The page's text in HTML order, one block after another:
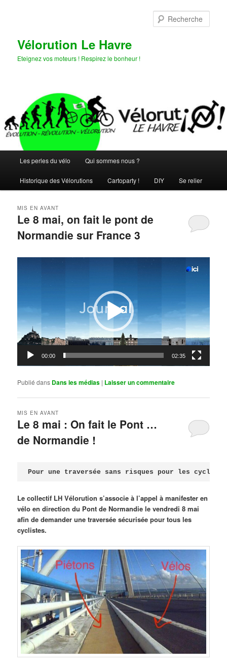
Vélorution Le Havre
Eteignez vos moteurs ! Respirez le bonheur !
principal
Les perles du vélo Qui sommes nous ?
Historique des Vélorutions Cartoparty ! DIY Se relier
Le 8 mai, on fait le pont de
Normandie sur France 3
MIS EN AVANT
00:00 02:35
Publié dans Dans les médias | Laisser un commentaire
Le 8 mai : On fait le Pont …
de Normandie !
MIS EN AVANT
Pour une traversée sans risques pour les
Le collectif LH Vélorution s’associe à l’appel à manifester en
vélo en direction du Pont de Normandie le vendredi 8 mai
afin de demander une traversée sécurisée pour tous les
cyclistes.